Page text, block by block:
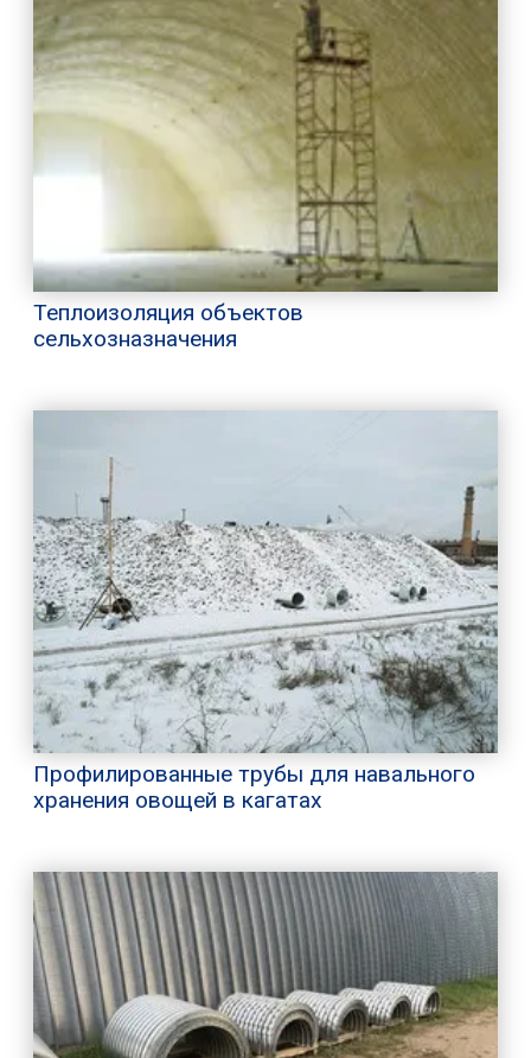
Теплоизоляция объектов
сельхозназначения
Профилированные трубы для навального
хранения овощей в кагатах